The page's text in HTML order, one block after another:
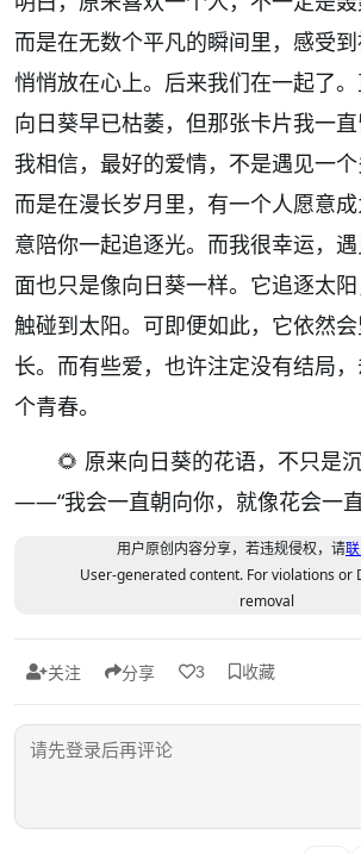
而是在无数个平凡的瞬间里，感受
悄悄放在心上。后来我们在一起了
向日葵早已枯萎，但那张卡片我一
我相信，最好的爱情，不是遇见一个
而是在漫长岁月里，有一个人愿意
意陪你一起追逐光。而我很幸运，
面也只是像向日葵一样。它追逐太
触碰到太阳。可即便如此，它依然
长。而有些爱，也许注定没有结局
个青春。
🌻 原来向日葵的花语，不只是
——“我会一直朝向你，就像花会一
用户原创内容分享，若违规侵权，请
User-generated content. For violations or
removal
关注 分享 3 收藏